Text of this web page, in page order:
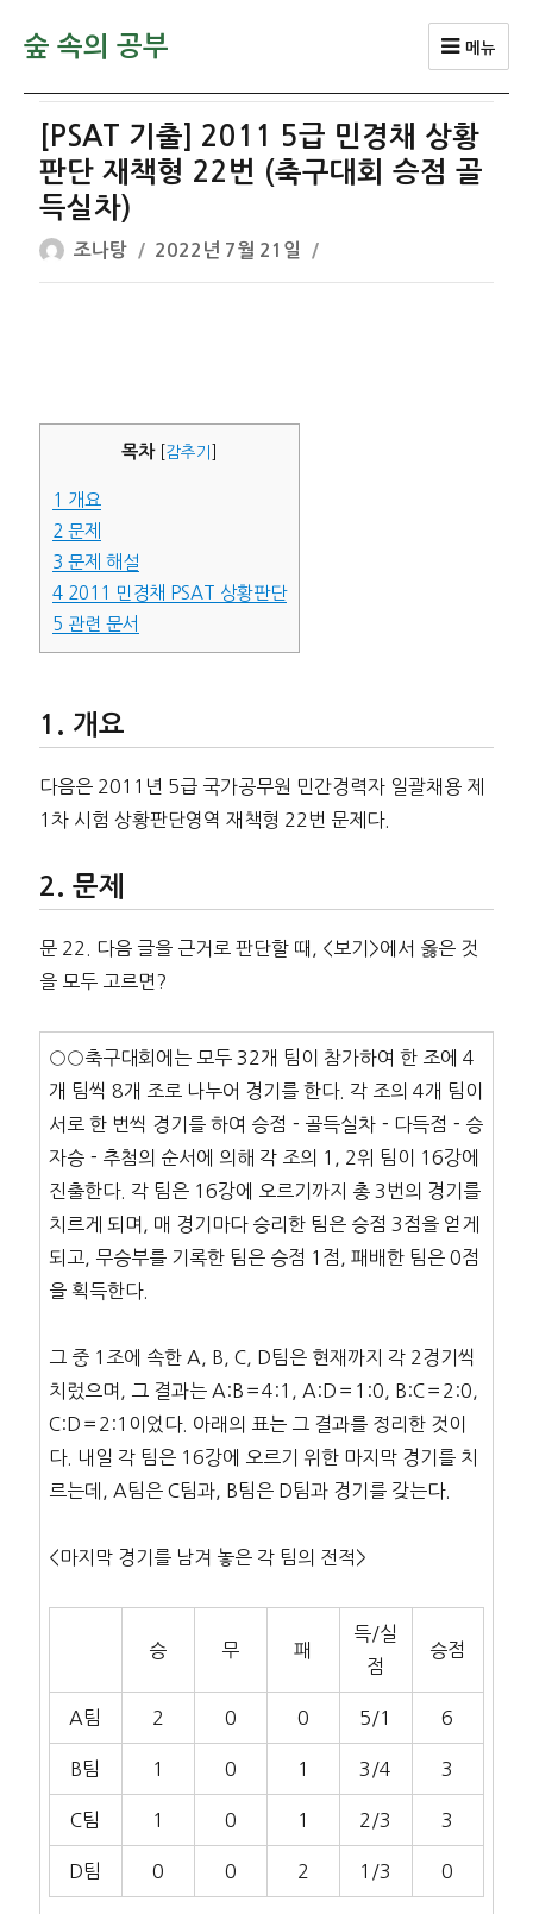
숲 속의 공부 메뉴
[PSAT 기출] 2011 5급 민경채 상황
판단 재책형 22번 (축구대회 승점 골
득실차)
글
쓴
조나탕
작
성
2022년 7월 21일
목차 감추기
1 개요
2 문제
3 문제 해설
42011 민경채 PSAT 상황판단
5 관련 문서
개요
다음은 2011년 5급 국가공무원 민간경력자 일괄채용 제
1차 시험 상황판단영역 재책형 22번 문제다.
문제
문 22. 다음 글을 근거로 판단할 때, <보기>에서 옳은 것
을 모두 고르면?
○○축구대회에는 모두 32개 팀이 참가하여 한 조에 4
개 팀씩 8개 조로 나누어 경기를 한다. 각 조의 4개 팀이
서로 한 번씩 경기를 하여 승점－골득실차－다득점－승
자승－추첨의 순서에 의해 각 조의 1, 2위 팀이 16강에
진출한다. 각 팀은 16강에 오르기까지 총 3번의 경기를
치르게 되며, 매 경기마다 승리한 팀은 승점 3점을 얻게
되고, 무승부를 기록한 팀은 승점 1점, 패배한 팀은 0점
을 획득한다.
그 중 1조에 속한 A, B, C, D팀은 현재까지 각 2경기씩
치렀으며, 그 결과는 A:B＝4:1, A:D＝1:0, B:C＝2:0,
C:D＝2:1이었다. 아래의 표는 그 결과를 정리한 것이
다. 내일 각 팀은 16강에 오르기 위한 마지막 경기를 치
르는데, A팀은 C팀과, B팀은 D팀과 경기를 갖는다.
<마지막 경기를 남겨 놓은 각 팀의 전적>
승 무 패
득/실
점
승점
A팀 2 0 0 5/1 6
B팀 1 0 1 3/4 3
C팀 1 0 1 2/3 3
D팀 0 0 2 1/3 0